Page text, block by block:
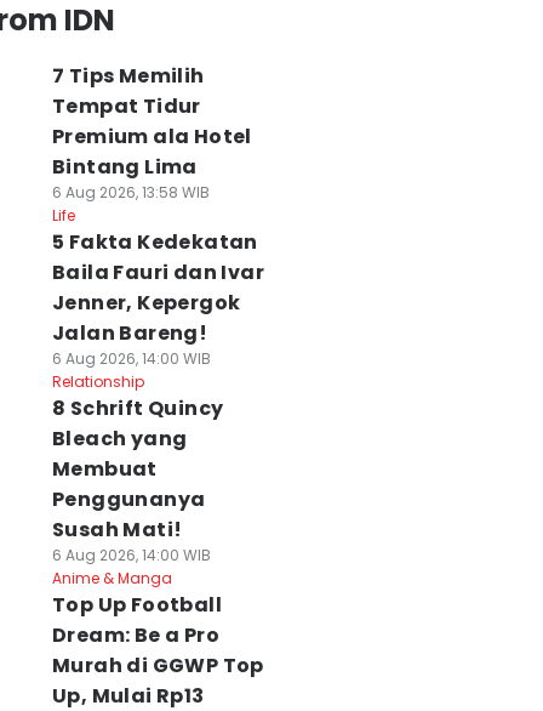
IDN
7 Tips Memilih
Tempat Tidur
Premium ala Hotel
Bintang Lima
6 Aug 2026, 13:58 WIB
Life
5 Fakta Kedekatan
Baila Fauri dan Ivar
Jenner, Kepergok
Jalan Bareng!
6 Aug 2026, 14:00 WIB
Relationship
8 Schrift Quincy
Bleach yang
Membuat
Penggunanya
Susah Mati!
6 Aug 2026, 14:00 WIB
Anime & Manga
Top Up Football
Dream: Be a Pro
Murah di GGWP Top
Up, Mulai Rp13